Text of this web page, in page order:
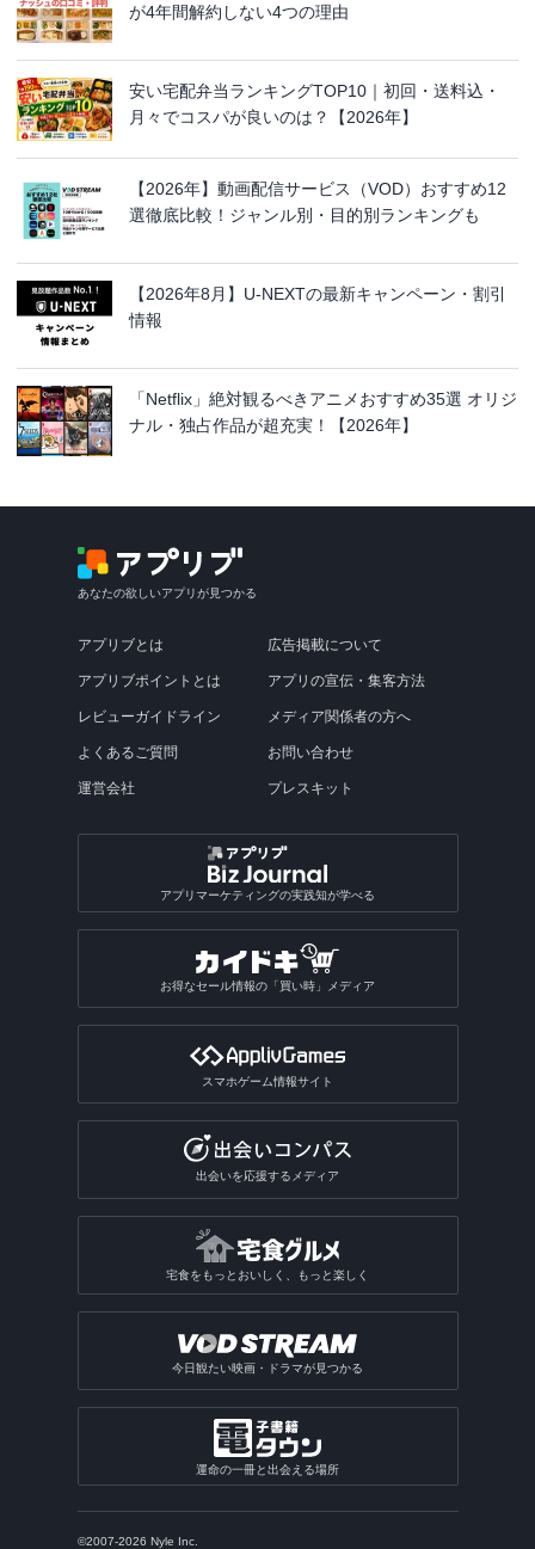
が4年間解約しない4つの理由
安い宅配弁当ランキングTOP10｜初回・送料込・
月々でコスパが良いのは？【2026年】
【2026年】動画配信サービス（VOD）おすすめ12
選徹底比較！ジャンル別・目的別ランキングも
【2026年8月】U-NEXTの最新キャンペーン・割引
情報
「Netflix」絶対観るべきアニメおすすめ35選 オリジ
ナル・独占作品が超充実！【2026年】
あなたの欲しいアプリが見つかる
アプリブとは
アプリブポイントとは
レビューガイドライン
よくあるご質問
運営会社
広告掲載について
アプリの宣伝・集客方法
メディア関係者の方へ
お問い合わせ
プレスキット
アプリマーケティングの実践知が学べる
お得なセール情報の「買い時」メディア
スマホゲーム情報サイト
出会いを応援するメディア
宅食をもっとおいしく、もっと楽しく
今日観たい映画・ドラマが見つかる
運命の一冊と出会える場所
©2007-2026 Nyle Inc.